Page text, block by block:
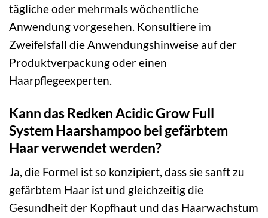
tägliche oder mehrmals wöchentliche
Anwendung vorgesehen. Konsultiere im
Zweifelsfall die Anwendungshinweise auf der
Produktverpackung oder einen
Haarpflegeexperten.
Kann das Redken Acidic Grow Full
System Haarshampoo bei gefärbtem
Haar verwendet werden?
Ja, die Formel ist so konzipiert, dass sie sanft zu
gefärbtem Haar ist und gleichzeitig die
Gesundheit der Kopfhaut und das Haarwachstum